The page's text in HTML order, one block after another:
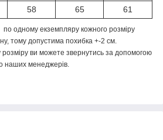
58 65 61
одному екземпляру кожного розміру
тому допустима похибка +-2 см.
розміру ви можете звернутись за допомогою
наших менеджерів.